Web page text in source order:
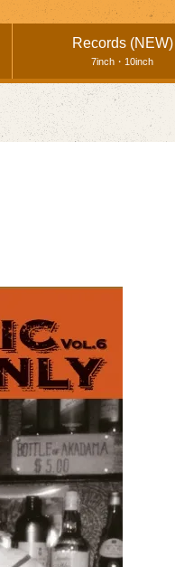
Records (NEW)
7inch・10inch